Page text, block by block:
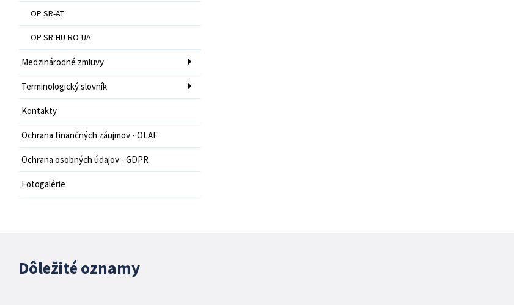
OP SR-AT
OP SR-HU-RO-UA
Medzinárodné zmluvy
Terminologický slovník
Kontakty
Ochrana finančných záujmov - OLAF
Ochrana osobných údajov - GDPR
Fotogalérie
Dôležité oznamy